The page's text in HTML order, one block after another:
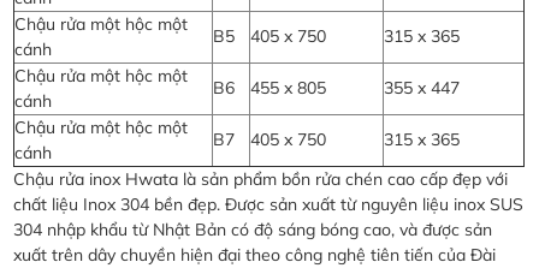
Chậu rửa một hộc một
cánh
B5 405 x 750
315 x 365
Chậu rửa một hộc một
cánh
B6 455 x 805
355 x 447
Chậu rửa một hộc một
cánh
B7 405 x 750
315 x 365
Chậu rửa inox Hwata là sản phẩm bồn rửa chén cao cấp đẹp với
chất liệu Inox 304 bền đẹp. Được sản xuất từ nguyên liệu inox SUS
304 nhập khẩu từ Nhật Bản có độ sáng bóng cao, và được sản
xuất trên dây chuyền hiện đại theo công nghệ tiên tiến của Đài